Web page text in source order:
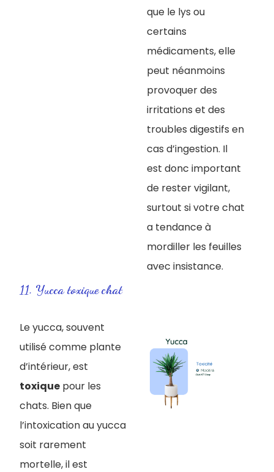
que le lys ou
certains
médicaments, elle
peut néanmoins
provoquer des
irritations et des
troubles digestifs en
cas d’ingestion. Il
est donc important
de rester vigilant,
surtout si votre chat
a tendance à
mordiller les feuilles
avec insistance.
11. Yucca toxique chat
Le yucca, souvent
utilisé comme plante
d’intérieur, est
toxique pour les
chats. Bien que
l’intoxication au yucca
soit rarement
mortelle, il est